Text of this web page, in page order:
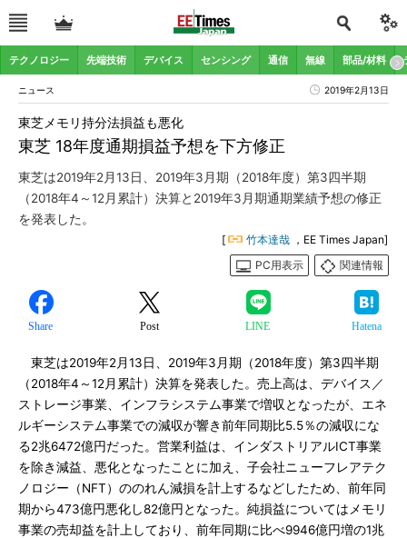
テクノロジー 先端技術 デバイス センシング 通信 無線 部品/材料
ニュース 2019年2月13日
東芝 18年度通期損益予想を下方修正
東芝メモリ持分法損益も悪化
東芝は2019年2月13日、2019年3月期（2018年度）第3四半期
（2018年4～12月累計）決算と2019年3月期通期業績予想の修正
を発表した。
[ 竹本達哉 ，EE Times Japan]
PC用表示
関連情報
Share Post LINE Hatena
東芝は2019年2月13日、2019年3月期（2018年度）第3四半期
（2018年4～12月累計）決算を発表した。売上高は、デバイス／
ストレージ事業、インフラシステム事業で増収となったが、エネ
ルギーシステム事業での減収が響き前年同期比5.5％の減収にな
る2兆6472億円だった。営業利益は、インダストリアルICT事業
を除き減益、悪化となったことに加え、子会社ニューフレアテク
ノロジー（NFT）ののれん減損を計上するなどしたため、前年同
期から473億円悪化し82億円となった。純損益についてはメモリ
事業の売却益を計上しており、前年同期に比べ9946億円増の1兆